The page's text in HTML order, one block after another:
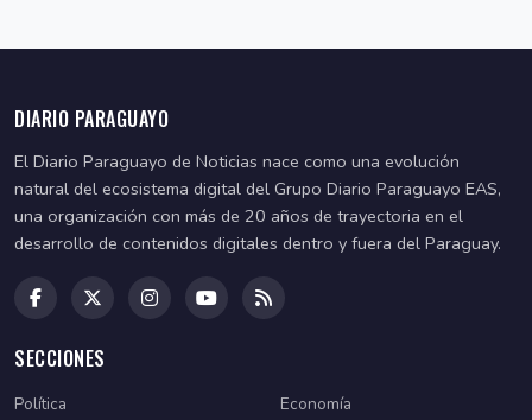
DIARIO PARAGUAYO
El Diario Paraguayo de Noticias nace como una evolución
natural del ecosistema digital del Grupo Diario Paraguayo EAS,
una organización con más de 20 años de trayectoria en el
desarrollo de contenidos digitales dentro y fuera del Paraguay.
SECCIONES
Política
Economía